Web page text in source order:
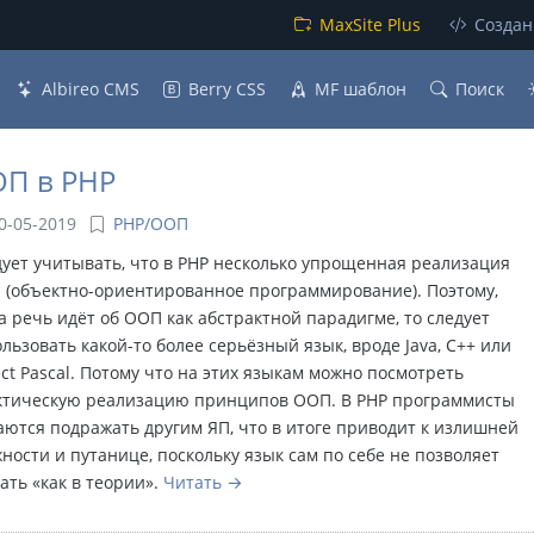
MaxSite Plus
Albireo CMS Berry CSS MF шаблон Поиск
в PHP
05-2019
PHP/ООП
учитывать, что в PHP несколько упрощенная реализация
ориентированное программирование). Поэтому,
речь идёт об ООП как абстрактной парадигме, то следует
какой-то более серьёзный язык, вроде Java, С++ или
Pascal. Потому что на этих языкам можно посмотреть
реализацию принципов ООП. В PHP программисты
подражать другим ЯП, что в итоге приводит к излишней
и путанице, поскольку язык сам по себе не позволяет
«как в теории». Читать